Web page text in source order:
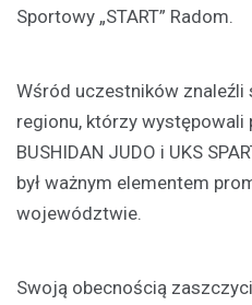
Sportowy „START” Radom.
Wśród uczestników znaleźli
regionu, którzy występowali
BUSHIDAN JUDO i UKS
był ważnym elementem
województwie.
Swoją obecnością